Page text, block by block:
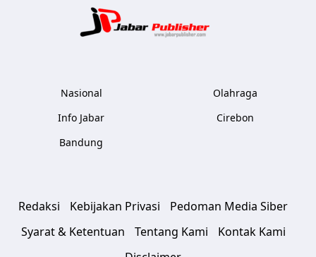
Nasional
Info Jabar
Bandung
Olahraga
Cirebon
Redaksi Kebijakan Privasi
Pedoman Media Siber
Syarat & Ketentuan
Tentang Kami
Kontak Kami